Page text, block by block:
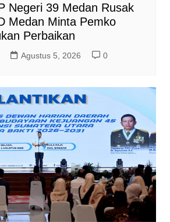
Negeri 39 Medan Rusak
Medan Minta Pemko
Perbaikan
Agustus 5, 2026 0